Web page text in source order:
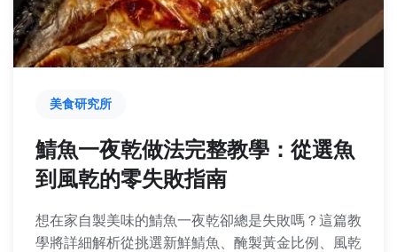
美食研究所
鯖魚一夜乾做法完整教學：從選魚
到風乾的零失敗指南
想在家自製美味的鯖魚一夜乾卻總是失敗嗎？這篇教
學將詳細解析從挑選新鮮鯖魚、醃製黃金比例、風乾